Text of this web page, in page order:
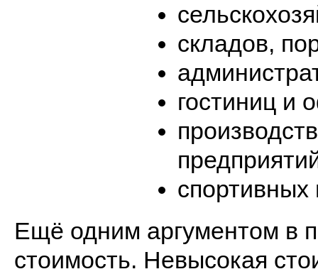
складов,
гостиниц и
спортивных
Ещё одним аргументом в
стоимость. Невысокая